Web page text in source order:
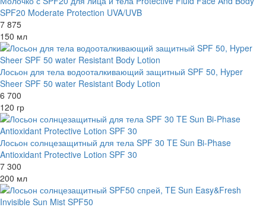
SPF20 Moderate Protection UVA/UVB
7 875
150 мл
Лосьон для тела водооталкивающий защитный SPF 50, Hyper
Sheer SPF 50 water Resistant Body Lotion
6 700
120 гр
Лосьон солнцезащитный для тела SPF 30 TE Sun Bi-Phase
Antioxidant Protective Lotion SPF 30
7 300
200 мл